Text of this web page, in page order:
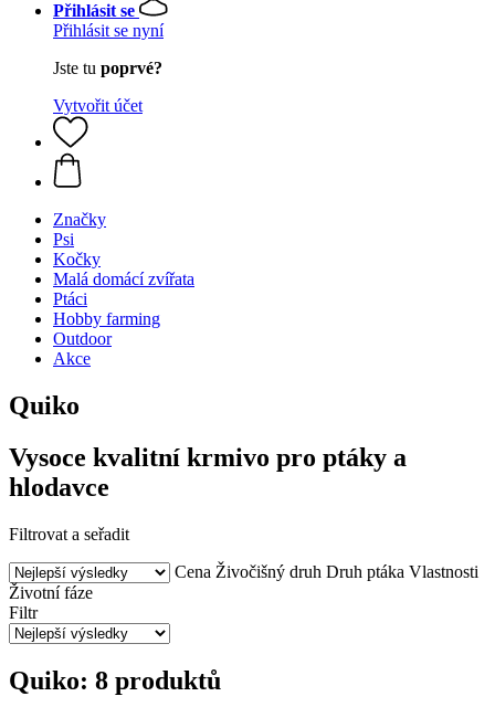
Přihlásit se
Přihlásit se nyní
Jste tu poprvé?
Vytvořit účet
Značky
Psi
Kočky
Malá domácí zvířata
Ptáci
Hobby farming
Outdoor
Akce
Quiko
Vysoce kvalitní krmivo pro ptáky a
hlodavce
Filtrovat a seřadit
Cena Živočišný druh Druh ptáka Vlastnosti
Životní fáze
Filtr
Quiko: 8 produktů